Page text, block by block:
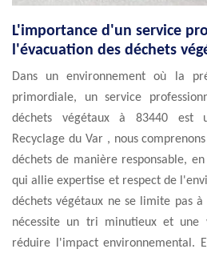
L'importance d'un service
l'évacuation des déchets
Dans un environnement où la
primordiale, un service
déchets végétaux à 83440 est
Recyclage du Var , nous
déchets de manière responsable,
qui allie expertise et respect de
déchets végétaux ne se limite pas
nécessite un tri minutieux et une
réduire l'impact environnemental.